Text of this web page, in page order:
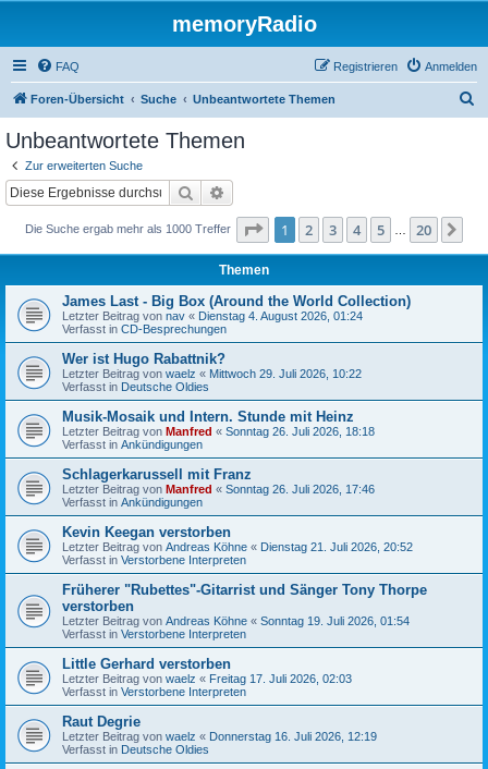
memoryRadio
FAQ Anmelden
Registrieren
Foren-Übersicht Suche Unbeantwortete Themen
Unbeantwortete Themen
Zur erweiterten Suche
Suche
Die Suche ergab mehr als 1000 Treffer Seite 1von 20
1 2 3 4 5 20
Themen
James Last - Big Box (Around the World Collection)
Letzter Beitrag von nav « Dienstag 4. August 2026, 01:24
Verfasst in CD-Besprechungen
Wer ist Hugo Rabattnik?
Letzter Beitrag von waelz « Mittwoch 29. Juli 2026, 10:22
Verfasst in Deutsche Oldies
Musik-Mosaik und Intern. Stunde mit Heinz
Letzter Beitrag von Manfred « Sonntag 26. Juli 2026, 18:18
Verfasst in Ankündigungen
Schlagerkarussell mit Franz
Letzter Beitrag von Manfred « Sonntag 26. Juli 2026, 17:46
Verfasst in Ankündigungen
Kevin Keegan verstorben
Letzter Beitrag von Andreas Köhne « Dienstag 21. Juli 2026, 20:52
Verfasst in Verstorbene Interpreten
Früherer "Rubettes"-Gitarrist und Sänger Tony Thorpe
verstorben
Letzter Beitrag von Andreas Köhne « Sonntag 19. Juli 2026, 01:54
Verfasst in Verstorbene Interpreten
Little Gerhard verstorben
Letzter Beitrag von waelz « Freitag 17. Juli 2026, 02:03
Verfasst in Verstorbene Interpreten
Raut Degrie
Letzter Beitrag von waelz « Donnerstag 16. Juli 2026, 12:19
Verfasst in Deutsche Oldies